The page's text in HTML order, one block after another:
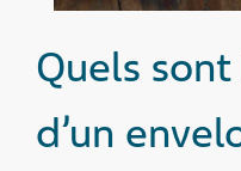
Quels
d’un